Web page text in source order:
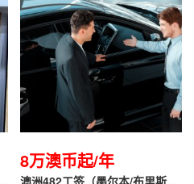
8万澳币起/年